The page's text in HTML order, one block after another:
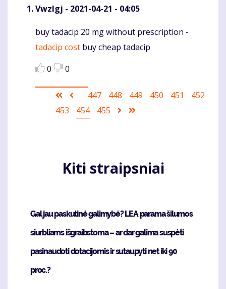
Vwzlgj - 2021-04-21 - 04:05
Komentaras
buy tadacip 20 mg without prescription -
tadacip cost buy cheap tadacip
0
0
Pagination
First
page
Ankstesnis
puslapis
Puslapis
447 Puslapis
448 Puslapis
449 Puslapis
450 Puslapis
451 Puslapis
452
Puslapis
453
Current
454 Puslapis
455
Sekantis
Kiti straipsniai
Gal jau paskutinė galimybė? LEA parama šilumos
siurbliams išgraibstoma – ar dar galima suspėti
pasinaudoti dotacijomis ir sutaupyti net iki 90
proc.?